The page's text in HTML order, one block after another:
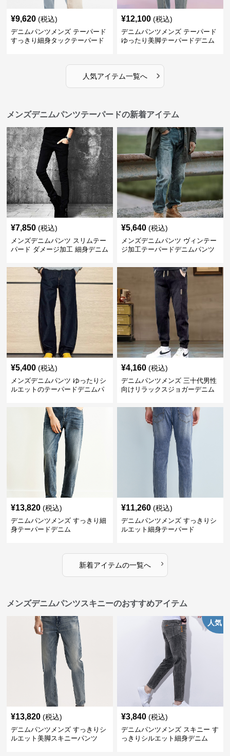
¥9,620 (税込)
デニムパンツメンズ テーパード
すっきり細身タックテーパード
¥12,100 (税込)
デニムパンツメンズ テーパード
ゆったり美脚テーパードデニム
人気アイテム一覧へ ›
メンズデニムパンツテーパードの新着アイテム
¥7,850 (税込)
メンズデニムパンツ スリムテー
パード ダメージ加工 細身デニム
¥5,640 (税込)
メンズデニムパンツ ヴィンテー
ジ加工テーパードデニムパンツ
¥5,400 (税込)
メンズデニムパンツ ゆったりシ
ルエットのテーパードデニムパ
¥4,160 (税込)
デニムパンツメンズ 三十代男性
向けリラックスジョガーデニム
¥13,820 (税込)
デニムパンツメンズ すっきり細
身テーパードデニム
¥11,260 (税込)
デニムパンツメンズ すっきりシ
ルエット細身テーパード
新着アイテムの一覧へ ›
メンズデニムパンツスキニーのおすすめアイテム
¥13,820 (税込)
デニムパンツメンズ すっきりシ
ルエット美脚スキニーパンツ
人気
¥3,840 (税込)
デニムパンツメンズ スキニー す
っきりシルエット細身デニム